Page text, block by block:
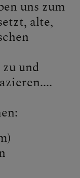
DAS
uns zum
alte,
und